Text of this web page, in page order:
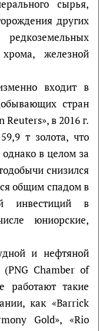
сырья,
других
железной
входит в
стран
в 2016 г.
т золота, что
в целом за
снизился
общим спадом в
инвестиций в
юниорские,
и нефтяной
Chamber of
работают такие
как «Barrick
Gold», «Rio